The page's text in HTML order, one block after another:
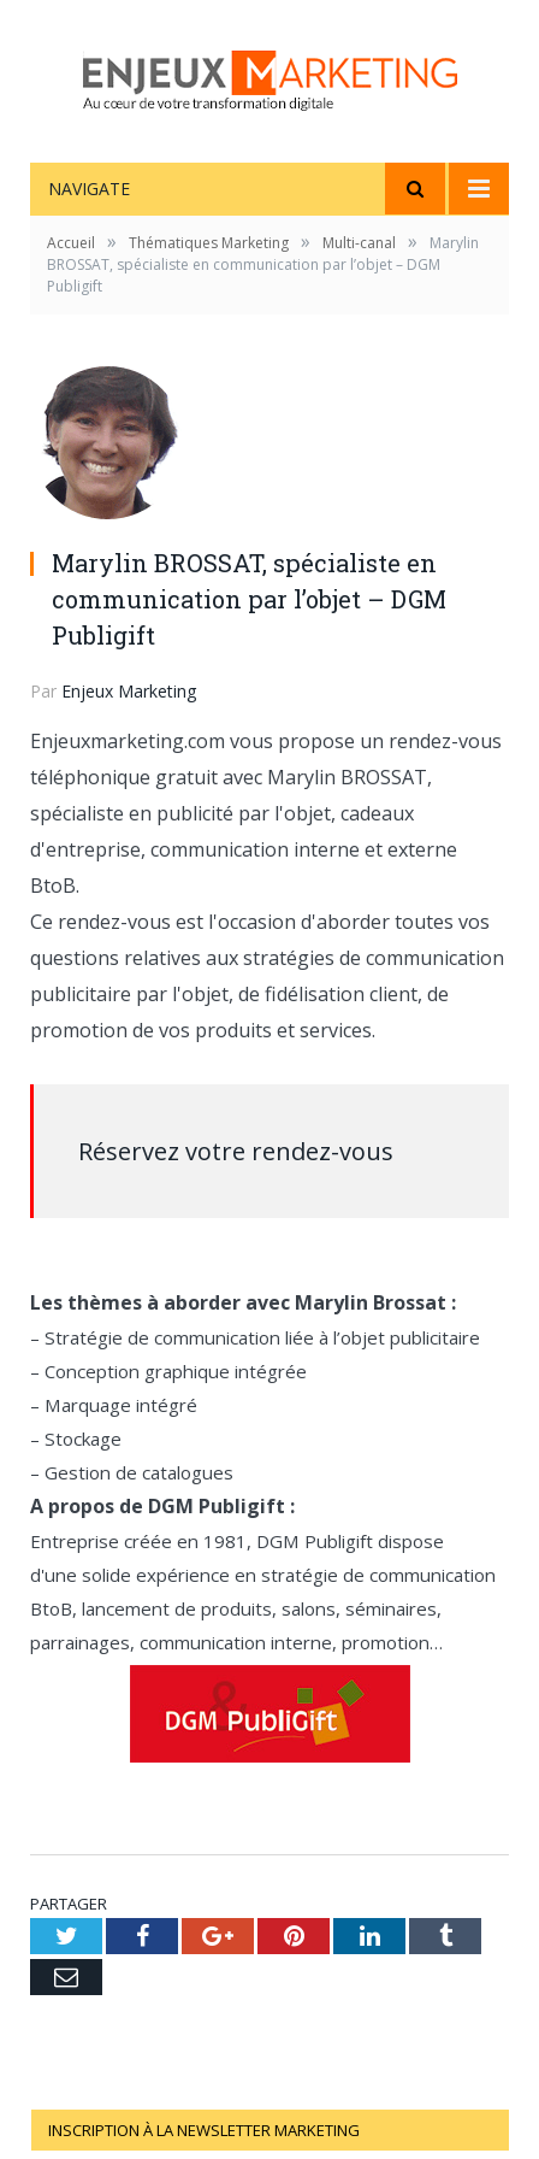
NAVIGATE
Accueil » Thématiques Marketing » Multi-canal »
Marylin
BROSSAT, spécialiste en communication par l’objet – DGM
Publigift
Marylin BROSSAT, spécialiste en
communication par l’objet – DGM
Publigift
Par Enjeux Marketing
Enjeuxmarketing.com vous propose un rendez-vous
téléphonique gratuit avec Marylin BROSSAT,
spécialiste en publicité par l'objet, cadeaux
d'entreprise, communication interne et externe
BtoB.
Ce rendez-vous est l'occasion d'aborder toutes vos
questions relatives aux stratégies de communication
publicitaire par l'objet, de fidélisation client, de
promotion de vos produits et services.
Réservez votre rendez-vous
Les thèmes à aborder avec Marylin Brossat :
– Stratégie de communication liée à l’objet publicitaire
– Conception graphique intégrée
– Marquage intégré
– Stockage
– Gestion de catalogues
A propos de DGM Publigift :
Entreprise créée en 1981, DGM Publigift dispose
d'une solide expérience en stratégie de communication
BtoB, lancement de produits, salons, séminaires,
parrainages, communication interne, promotion…
PARTAGER
TwitterFacebookGoogle+PinterestLinkedInTumblr
Email
INSCRIPTION À LA NEWSLETTER MARKETING